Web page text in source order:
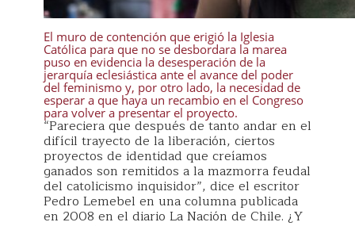
El muro de contención que erigió la Iglesia
Católica para que no se desbordara la marea
puso en evidencia la desesperación de la
jerarquía eclesiástica ante el avance del poder
del feminismo y, por otro lado, la necesidad de
esperar a que haya un recambio en el Congreso
para volver a presentar el proyecto.
“Pareciera que después de tanto andar en el
difícil trayecto de la liberación, ciertos
proyectos de identidad que creíamos
ganados son remitidos a la mazmorra feudal
del catolicismo inquisidor”, dice el escritor
Pedro Lemebel en una columna publicada
en 2008 en el diario La Nación de Chile. ¿Y